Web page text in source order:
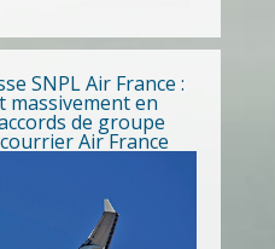
SNPL Air France :
massivement en
de groupe
Air France